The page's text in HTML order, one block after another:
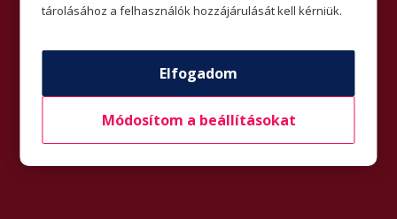
tárolásához a felhasználók hozzájárulását kell kérniük.
Elfogadom
Módosítom a beállításokat